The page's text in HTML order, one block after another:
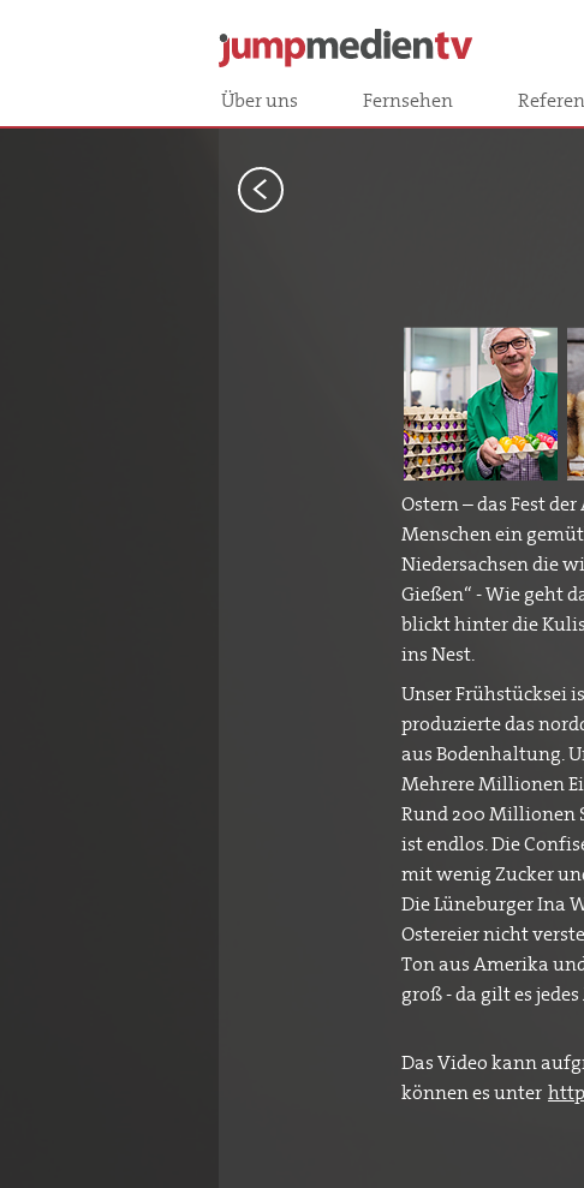
Über uns Fernsehen
<
Ostern – das Fest
Menschen ein
Niedersachsen die
Gießen“ - Wie geht
blickt hinter die
ins Nest.
Unser Frühstücksei
produzierte das
aus Bodenhaltung.
Mehrere Millionen
Rund 200 Millionen
ist endlos. Die
mit wenig Zucker
Die Lüneburger Ina
Ostereier nicht
Ton aus Amerika
groß - da gilt es
Das Video kann
können es unter